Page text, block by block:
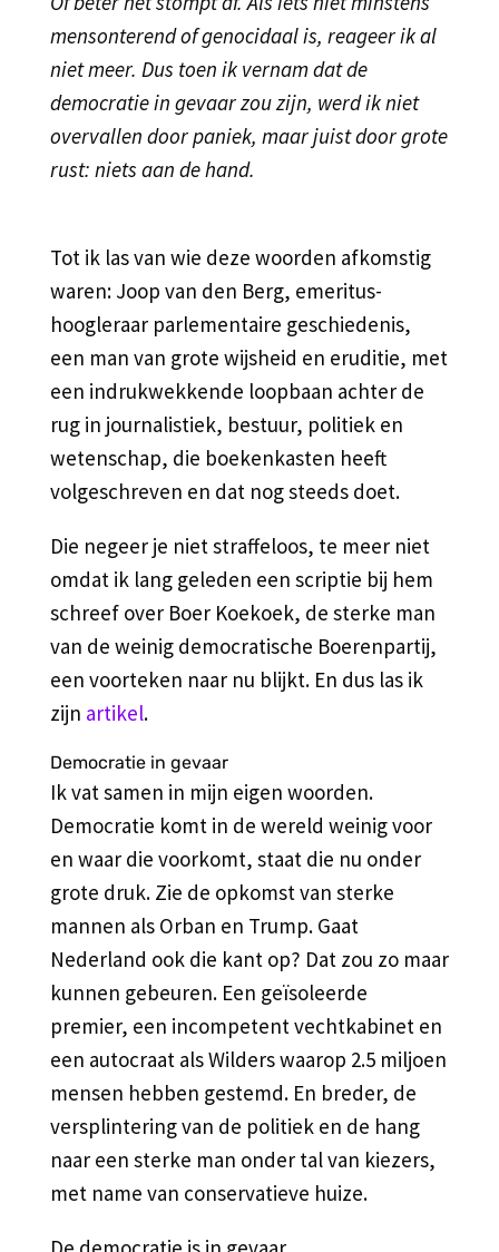
mensonterend of genocidaal is, reageer ik al
niet meer. Dus toen ik vernam dat de
democratie in gevaar zou zijn, werd ik niet
overvallen door paniek, maar juist door grote
rust: niets aan de hand.
Tot ik las van wie deze woorden afkomstig
waren: Joop van den Berg, emeritus-
hoogleraar parlementaire geschiedenis,
een man van grote wijsheid en eruditie, met
een indrukwekkende loopbaan achter de
rug in journalistiek, bestuur, politiek en
wetenschap, die boekenkasten heeft
volgeschreven en dat nog steeds doet.
Die negeer je niet straffeloos, te meer niet
omdat ik lang geleden een scriptie bij hem
schreef over Boer Koekoek, de sterke man
van de weinig democratische Boerenpartij,
een voorteken naar nu blijkt. En dus las ik
zijn artikel.
Democratie in gevaar
Ik vat samen in mijn eigen woorden.
Democratie komt in de wereld weinig voor
en waar die voorkomt, staat die nu onder
grote druk. Zie de opkomst van sterke
mannen als Orban en Trump. Gaat
Nederland ook die kant op? Dat zou zo maar
kunnen gebeuren. Een geïsoleerde
premier, een incompetent vechtkabinet en
een autocraat als Wilders waarop 2.5 miljoen
mensen hebben gestemd. En breder, de
versplintering van de politiek en de hang
naar een sterke man onder tal van kiezers,
met name van conservatieve huize.